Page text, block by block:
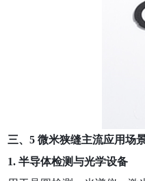
三、5 微米狭缝主流应用场
1. 半导体检测与光学设备